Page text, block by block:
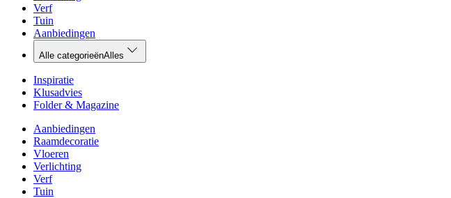
Verf
Tuin
Aanbiedingen
Alle categorieënAlles
Inspiratie
Klusadvies
Folder & Magazine
Aanbiedingen
Raamdecoratie
Vloeren
Verlichting
Verf
Tuin